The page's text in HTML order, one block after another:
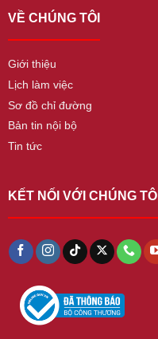
VỀ CHÚNG TÔI
Giới thiệu
Lịch làm việc
Sơ đồ chỉ đường
Bản tin nội bộ
Tin tức
KẾT NỐI VỚI CHÚNG TÔI